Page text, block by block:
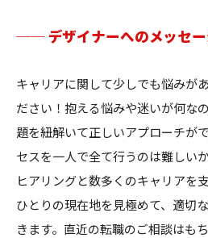
── デザイナーへのメッセ
キャリアに関して少しでも悩みが
ださい！抱える悩みや迷いが何な
題を紐解いて正しいアプローチが
セスを一人で全て行うのは難しい
ヒアリングと数多くのキャリアを
ひとりの現在地を見極めて、適切
きます。直近の転職のご相談はも